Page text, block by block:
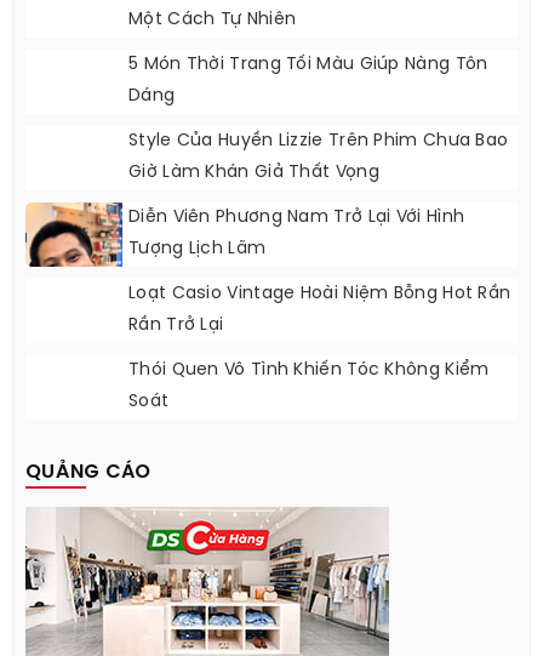
Một Cách Tự Nhiên
5 Món Thời Trang Tối Màu Giúp Nàng Tôn
Dáng
Style Của Huyền Lizzie Trên Phim Chưa Bao
Giờ Làm Khán Giả Thất Vọng
Diễn Viên Phương Nam Trở Lại Với Hình
Tượng Lịch Lãm
Loạt Casio Vintage Hoài Niệm Bỗng Hot Rần
Rần Trở Lại
Thói Quen Vô Tình Khiến Tóc Không Kiểm
Soát
QUẢNG CÁO